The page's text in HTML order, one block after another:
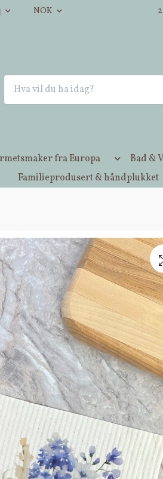
NOK
fra Europa Bad &
Familieprodusert & håndplukket